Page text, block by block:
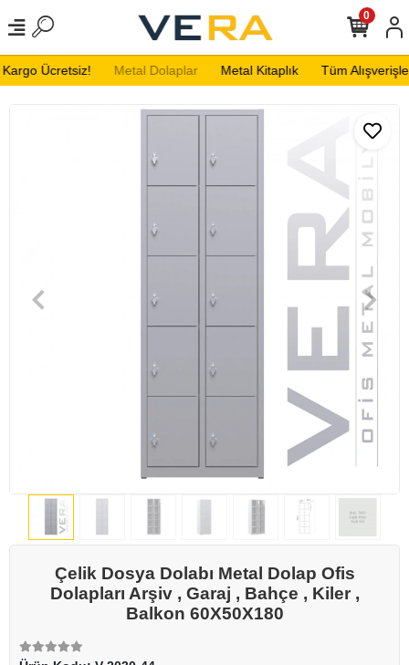
Ücretsiz! Metal Dolaplar Metal Kitaplık Tüm
0
Çelik Dosya Dolabı Metal Dolap Ofis
Dolapları Arşiv , Garaj , Bahçe , Kiler ,
Balkon 60X50X180